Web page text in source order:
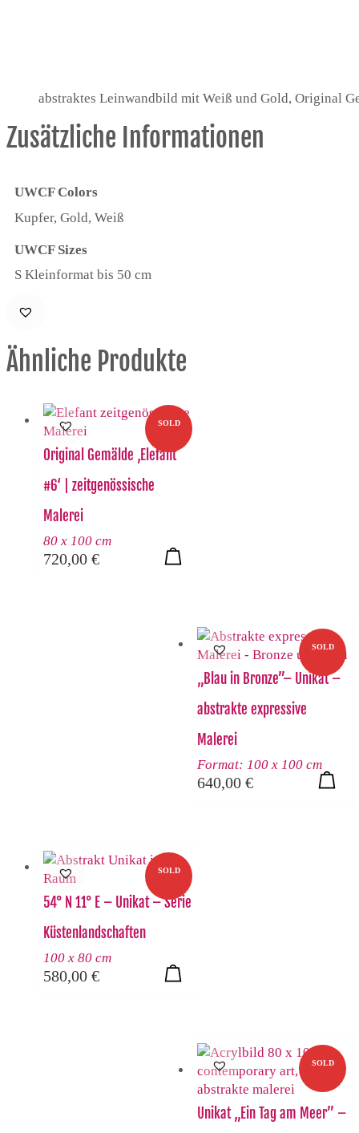
abstraktes Leinwandbild mit Weiß und Gold, Original
Zusätzliche Informationen
UWCF Colors
Kupfer, Gold, Weiß
UWCF Sizes
S Kleinformat bis 50 cm
Ähnliche Produkte
SOLD
Original Gemälde ‚Elefant
#6‘ | zeitgenössische
Malerei
80 x 100 cm
720,00 €
SOLD
„Blau in Bronze”– Unikat –
abstrakte expressive
Malerei
Format: 100 x 100 cm
640,00 €
SOLD
54° N 11° E – Unikat – Serie
Küstenlandschaften
100 x 80 cm
580,00 €
SOLD
Unikat „Ein Tag am Meer” –